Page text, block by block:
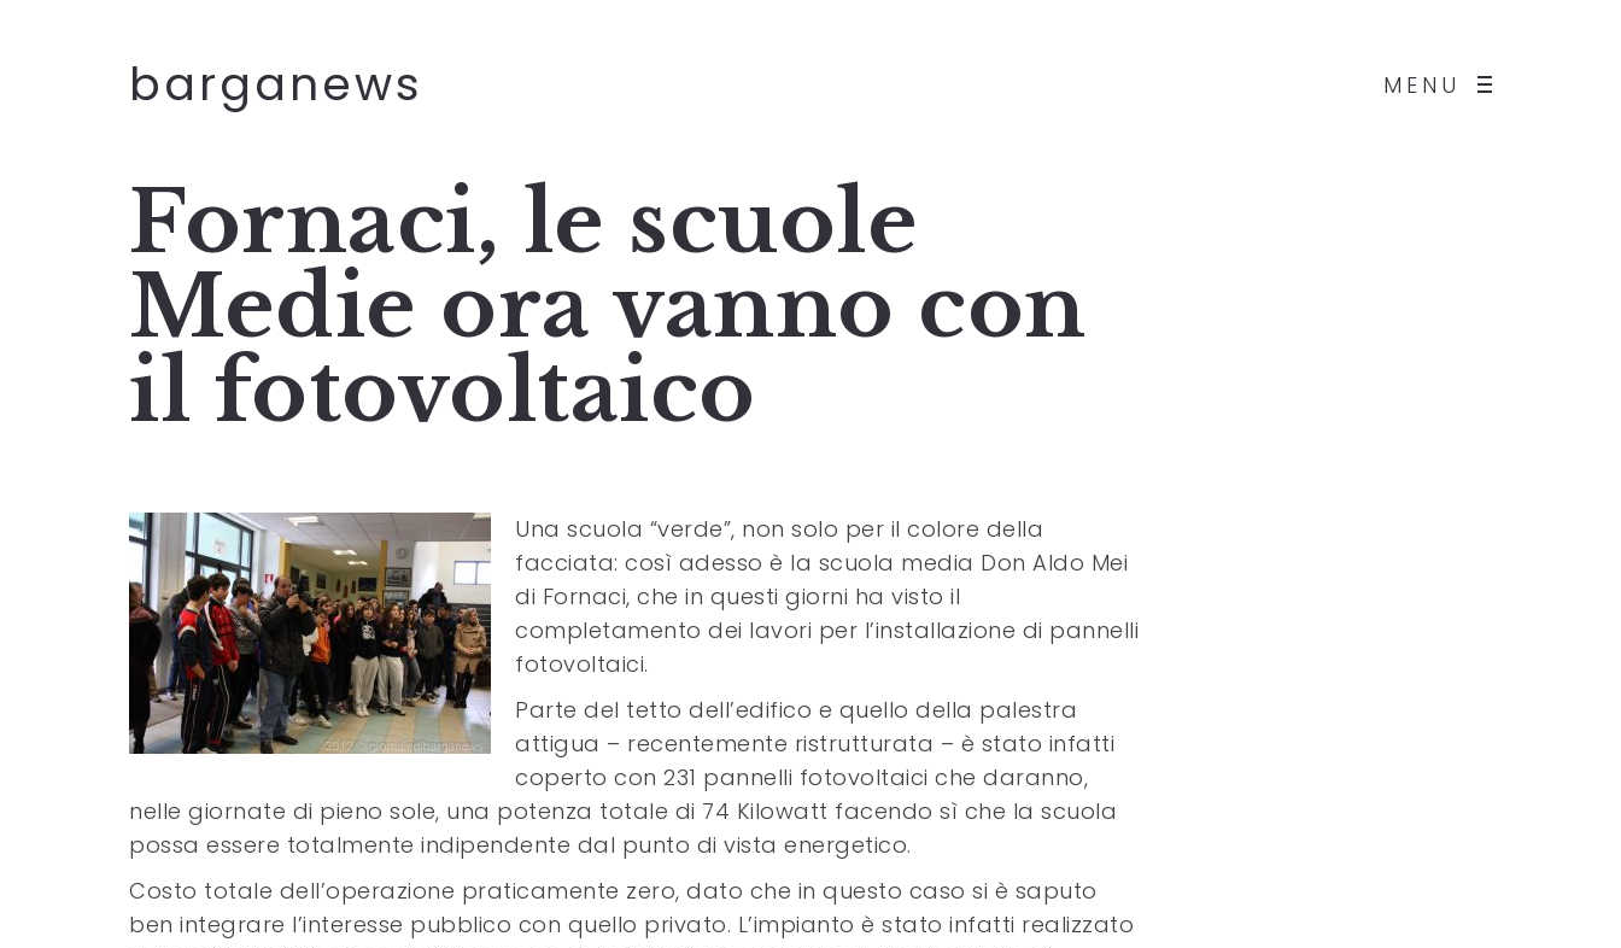
MENU
barganews
Fornaci, le scuole
Medie ora vanno con
il fotovoltaico
Una scuola “verde”, non solo per il colore della
facciata: così adesso è la scuola media Don Aldo Mei
di Fornaci, che in questi giorni ha visto il
completamento dei lavori per l’installazione di pannelli
fotovoltaici.
Parte del tetto dell’edifico e quello della palestra
attigua – recentemente ristrutturata – è stato infatti
coperto con 231 pannelli fotovoltaici che daranno,
nelle giornate di pieno sole, una potenza totale di 74 Kilowatt facendo sì che la scuola
possa essere totalmente indipendente dal punto di vista energetico.
Costo totale dell’operazione praticamente zero, dato che in questo caso si è saputo
ben integrare l’interesse pubblico con quello privato. L’impianto è stato infatti realizzato